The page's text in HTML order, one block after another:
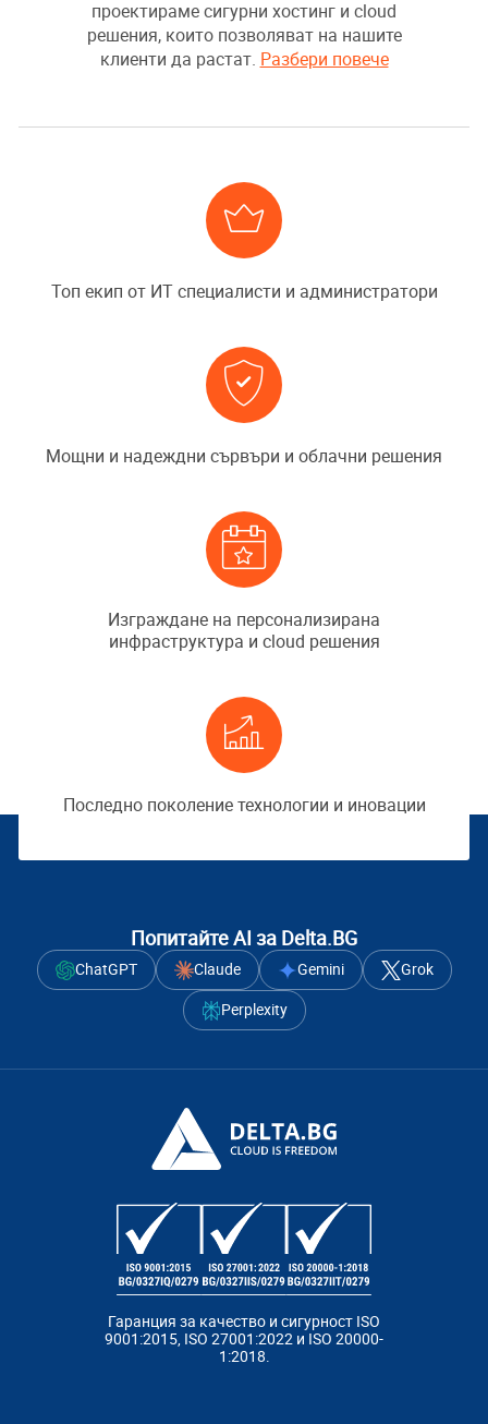
проектираме сигурни хостинг и cloud
решения, които позволяват на нашите
клиенти да растат. Разбери повече
Топ екип от ИТ специалисти и администратори
Мощни и надеждни сървъри и облачни решения
Изграждане на персонализирана
инфраструктура и cloud решения
Последно поколение технологии и иновации
Попитайте AI за Delta.BG
ChatGPT Claude Gemini Grok
Perplexity
Гаранция за качество и сигурност ISO
9001:2015, ISO 27001:2022 и ISO 20000-
1:2018.